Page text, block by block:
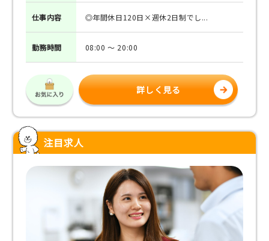
仕事内容 ◎年間休日120日×週休2日制でし...
勤務時間 08:00 ～ 20:00
詳しく見る
注目求人